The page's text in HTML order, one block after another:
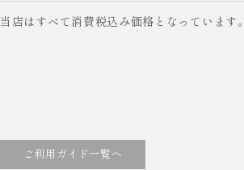
当店はすべて消費税込み価格となっています。
ご利用ガイド一覧へ